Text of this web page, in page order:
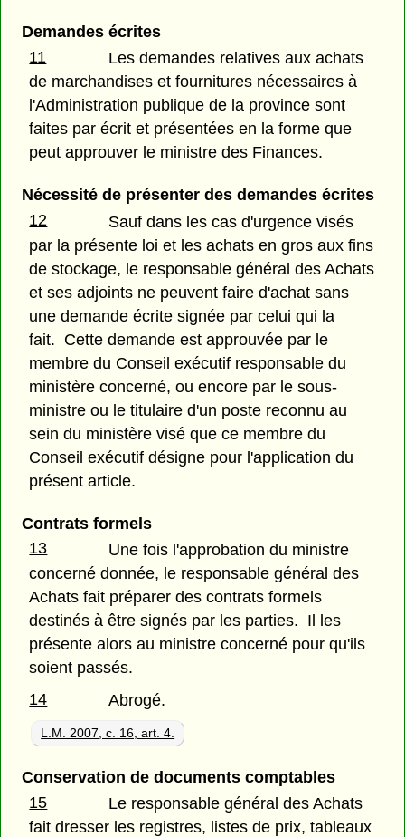
Demandes écrites
11
Les demandes relatives aux achats
de marchandises et fournitures nécessaires à
l'Administration publique de la province sont
faites par écrit et présentées en la forme que
peut approuver le ministre des Finances.
Nécessité de présenter des demandes écrites
12
Sauf dans les cas d'urgence visés
par la présente loi et les achats en gros aux fins
de stockage, le responsable général des Achats
et ses adjoints ne peuvent faire d'achat sans
une demande écrite signée par celui qui la
fait. Cette demande est approuvée par le
membre du Conseil exécutif responsable du
ministère concerné, ou encore par le sous-
ministre ou le titulaire d'un poste reconnu au
sein du ministère visé que ce membre du
Conseil exécutif désigne pour l'application du
présent article.
Contrats formels
13
Une fois l'approbation du ministre
concerné donnée, le responsable général des
Achats fait préparer des contrats formels
destinés à être signés par les parties. Il les
présente alors au ministre concerné pour qu'ils
soient passés.
14
Abrogé.
L.M. 2007, c. 16, art. 4.
Conservation de documents comptables
15
Le responsable général des Achats
fait dresser les registres, listes de prix, tableaux